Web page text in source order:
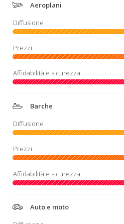
Aeroplani
Barche
Auto e moto